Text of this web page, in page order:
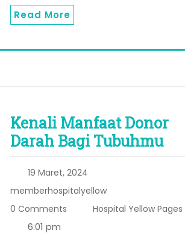
Read More
Kenali Manfaat Donor
Darah Bagi Tubuhmu
19 Maret, 2024
memberhospitalyellow
0 Comments
Hospital Yellow Pages
6:01 pm